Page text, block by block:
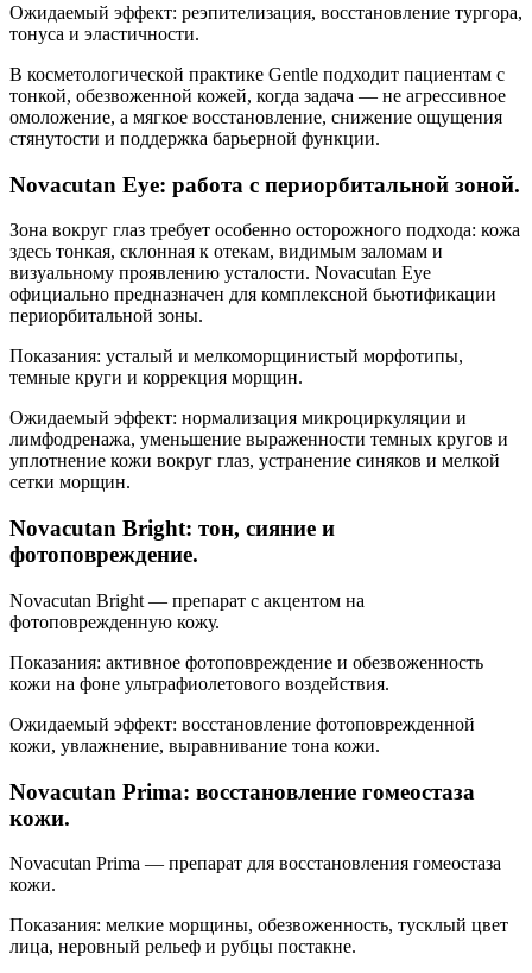
Ожидаемый эффект: реэпителизация, восстановление тургора,
тонуса и эластичности.
В косметологической практике Gentle подходит пациентам с
тонкой, обезвоженной кожей, когда задача — не агрессивное
омоложение, а мягкое восстановление, снижение ощущения
стянутости и поддержка барьерной функции.
Novacutan Eye: работа с периорбитальной зоной.
Зона вокруг глаз требует особенно осторожного подхода: кожа
здесь тонкая, склонная к отекам, видимым заломам и
визуальному проявлению усталости. Novacutan Eye
официально предназначен для комплексной бьютификации
периорбитальной зоны.
Показания: усталый и мелкоморщинистый морфотипы,
темные круги и коррекция морщин.
Ожидаемый эффект: нормализация микроциркуляции и
лимфодренажа, уменьшение выраженности темных кругов и
уплотнение кожи вокруг глаз, устранение синяков и мелкой
сетки морщин.
Novacutan Bright: тон, сияние и
фотоповреждение.
Novacutan Bright — препарат с акцентом на
фотоповрежденную кожу.
Показания: активное фотоповреждение и обезвоженность
кожи на фоне ультрафиолетового воздействия.
Ожидаемый эффект: восстановление фотоповрежденной
кожи, увлажнение, выравнивание тона кожи.
Novacutan Prima: восстановление гомеостаза
кожи.
Novacutan Prima — препарат для восстановления гомеостаза
кожи.
Показания: мелкие морщины, обезвоженность, тусклый цвет
лица, неровный рельеф и рубцы постакне.